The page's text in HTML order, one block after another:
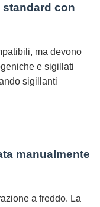
con
ma devono
e sigillati
sigillanti
manualmente
a freddo. La